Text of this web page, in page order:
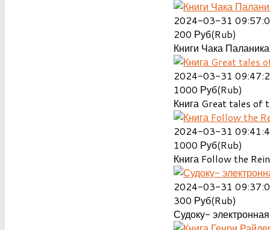
2024-03-31
200 Руб(Rub)
Книги Чака
2024-03-31
1000 Руб(Rub)
Книга Great tales of
2024-03-31
1000 Руб(Rub)
Книга Follow the
2024-03-31
300 Руб(Rub)
Судоку-